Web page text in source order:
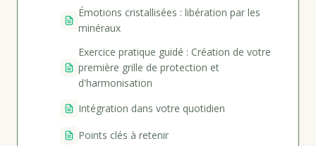
Émotions cristallisées : libération par les
minéraux
Exercice pratique guidé : Création de votre
première grille de protection et
d'harmonisation
Intégration dans votre quotidien
Points clés à retenir